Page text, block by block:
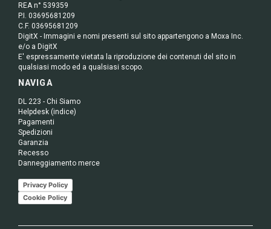
REA n° 539359
P.I. 03695681209
C.F. 03695681209
DigitX - Immagini e nomi presenti sul sito appartengono a Moxa Inc.
e/o a DigitX
E' espressamente vietata la riproduzione dei contenuti del sito in
qualsiasi modo ed a qualsiasi scopo.
NAVIGA
DL 223 - Chi Siamo
Helpdesk (indice)
Pagamenti
Spedizioni
Garanzia
Recesso
Danneggiamento merce
Privacy Policy
Cookie Policy